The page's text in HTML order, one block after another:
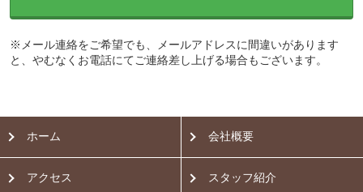
※メール連絡をご希望でも、メールアドレスに間違いがあります
と、やむなくお電話にてご連絡差し上げる場合もございます。
ホーム 会社概要
アクセス スタッフ紹介